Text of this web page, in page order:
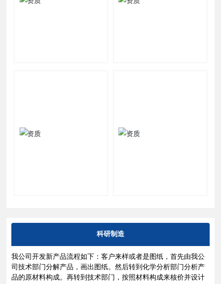
科研制造
我公司开发新产品流程如下：客户来样或者是图纸，首先由我公
司技术部门分解产品，画出图纸。然后转到化学分析部门分析产
品的原材料构成。再转到技术部门，按照材料构成来核价并设计